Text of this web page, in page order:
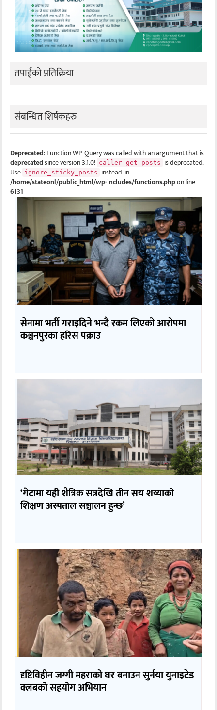
तपाईको प्रतिक्रिया
संबन्धित शिर्षकहरु
Deprecated: Function WP_Query was called with an argument that is
deprecatedsince version 3.1.0! caller_get_posts is deprecated.
Use ignore_sticky_posts instead. in
/home/stateonl/public_html/wp-includes/functions.phpon line
6131
सेनामा भर्ती गराइदिने भन्दै रकम लिएको आरोपमा
कञ्चनपुरका हरिस पक्राउ
‘गेटामा यही शैत्रिक सत्रदेखि तीन सय शय्याको
शिक्षण अस्पताल सञ्चालन हुन्छ’
दृष्टिविहीन जग्गी महराको घर बनाउन सुर्नया युनाइटेड
क्लबको सहयोग अभियान